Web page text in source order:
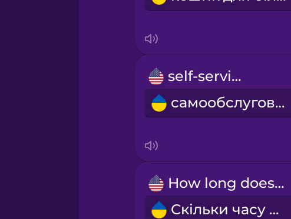
Māori
Norwegian
Polish
self-service
самообслуговування
How long does it take?
Скільки часу це займає?